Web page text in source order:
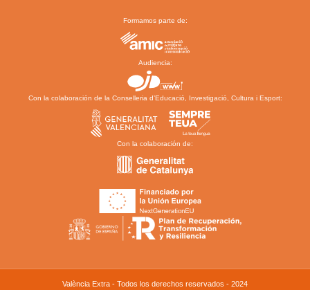
Formamos parte de:
Audiencia:
Con la colaboración de la Conselleria d’Educació, Investigació, Cultura i Esport:
Con la colaboración de:
València Extra - Todos los derechos reservados - 2024